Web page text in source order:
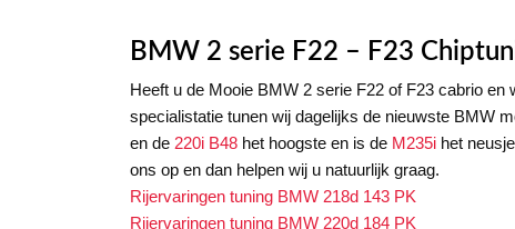
BMW 2 serie F22 – F23
Heeft u de Mooie BMW 2 serie F22 of F23 cabrio
specialistatie tunen wij dagelijks de nieuwste BMW
en de 220i B48 het hoogste en is de M235i het
ons op en dan helpen wij u natuurlijk graag.
Rijervaringen tuning BMW 218d 143 PK
Rijervaringen tuning BMW 220d 184 PK